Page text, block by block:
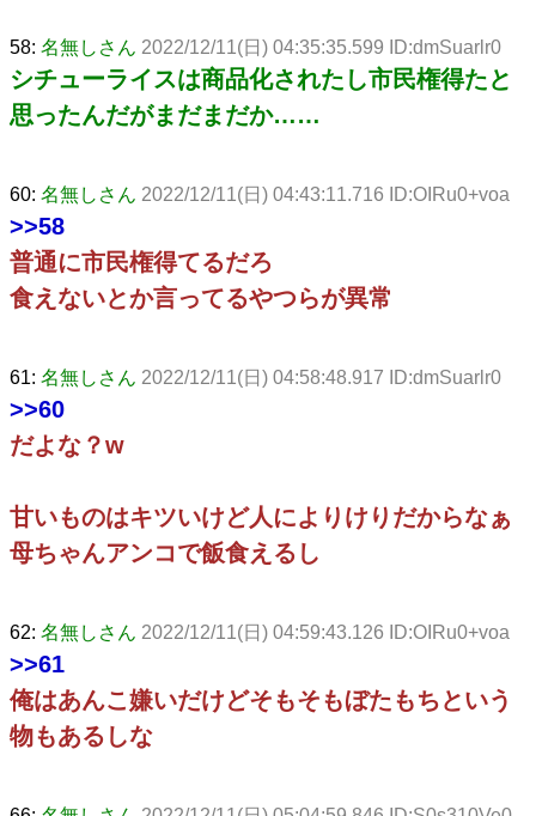
58: 名無しさん 2022/12/11(日) 04:35:35.599 ID:dmSuarlr0
シチューライスは商品化されたし市民権得たと
思ったんだがまだまだか……
60: 名無しさん 2022/12/11(日) 04:43:11.716 ID:OIRu0+voa
>>58
普通に市民権得てるだろ
食えないとか言ってるやつらが異常
61: 名無しさん 2022/12/11(日) 04:58:48.917 ID:dmSuarlr0
>>60
だよな？w
甘いものはキツいけど人によりけりだからなぁ
母ちゃんアンコで飯食えるし
62: 名無しさん 2022/12/11(日) 04:59:43.126 ID:OIRu0+voa
>>61
俺はあんこ嫌いだけどそもそもぼたもちという
物もあるしな